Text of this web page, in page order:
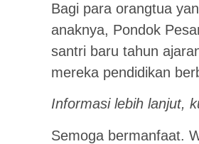
Bagi para orangtua
anaknya, Pondok
santri baru tahun
mereka pendidikan
Informasi lebih lanjut,
Semoga bermanfaat.